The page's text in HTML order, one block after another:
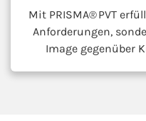
Mit PRISMA® PVT
Anforderungen,
Image gegenüber